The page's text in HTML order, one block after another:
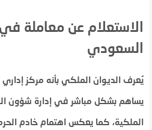
الاستعلام عن معاملة
السعودي
يُعرف الديوان الملكي بأنه مركز
يساهم بشكل مباشر في إدارة شؤون
الملكية، كما يعكس اهتمام خادم